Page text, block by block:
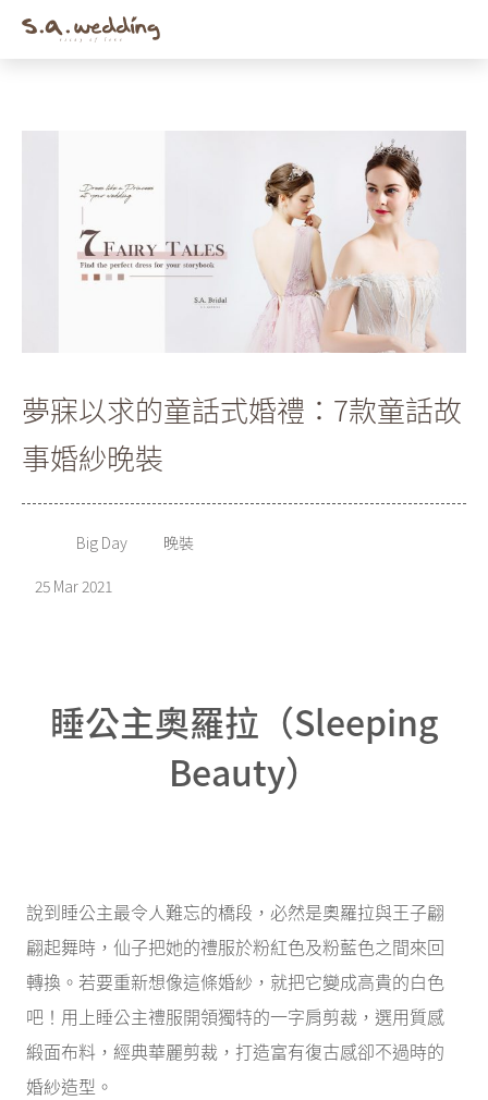
Skip
夢寐以求的童話式婚禮：7款童話故
事婚紗晚裝
Big Day
晚裝
25 Mar 2021
睡公主奧羅拉（Sleeping
Beauty）
說到睡公主最令人難忘的橋段，必然是奧羅拉與王子翩
翩起舞時，仙子把她的禮服於粉紅色及粉藍色之間來回
轉換。若要重新想像這條婚紗，就把它變成高貴的白色
吧！用上睡公主禮服開領獨特的一字肩剪裁，選用質感
緞面布料，經典華麗剪裁，打造富有復古感卻不過時的
婚紗造型。